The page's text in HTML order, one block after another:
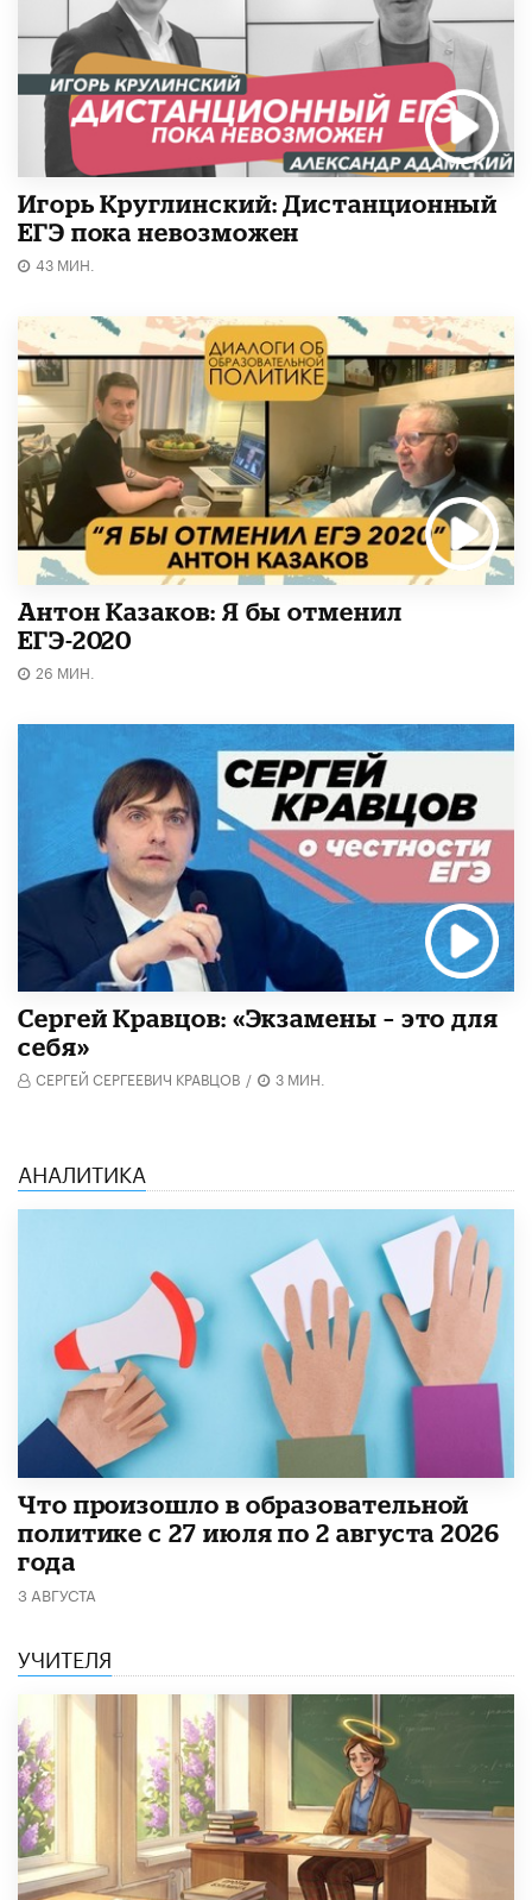
Игорь Круглинский: Дистанционный
ЕГЭ пока невозможен
43 МИН.
Антон Казаков: Я бы отменил
ЕГЭ-2020
26 МИН.
Сергей Кравцов: «Экзамены – это для
себя»
СЕРГЕЙ СЕРГЕЕВИЧ КРАВЦОВ / 3 МИН.
АНАЛИТИКА
​Что произошло в образовательной
политике с 27 июля по 2 августа 2026
года
3 АВГУСТА
УЧИТЕЛЯ